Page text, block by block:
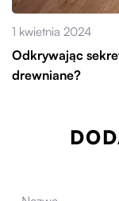
1 kwietnia 2024
Odkrywając
drewniane?